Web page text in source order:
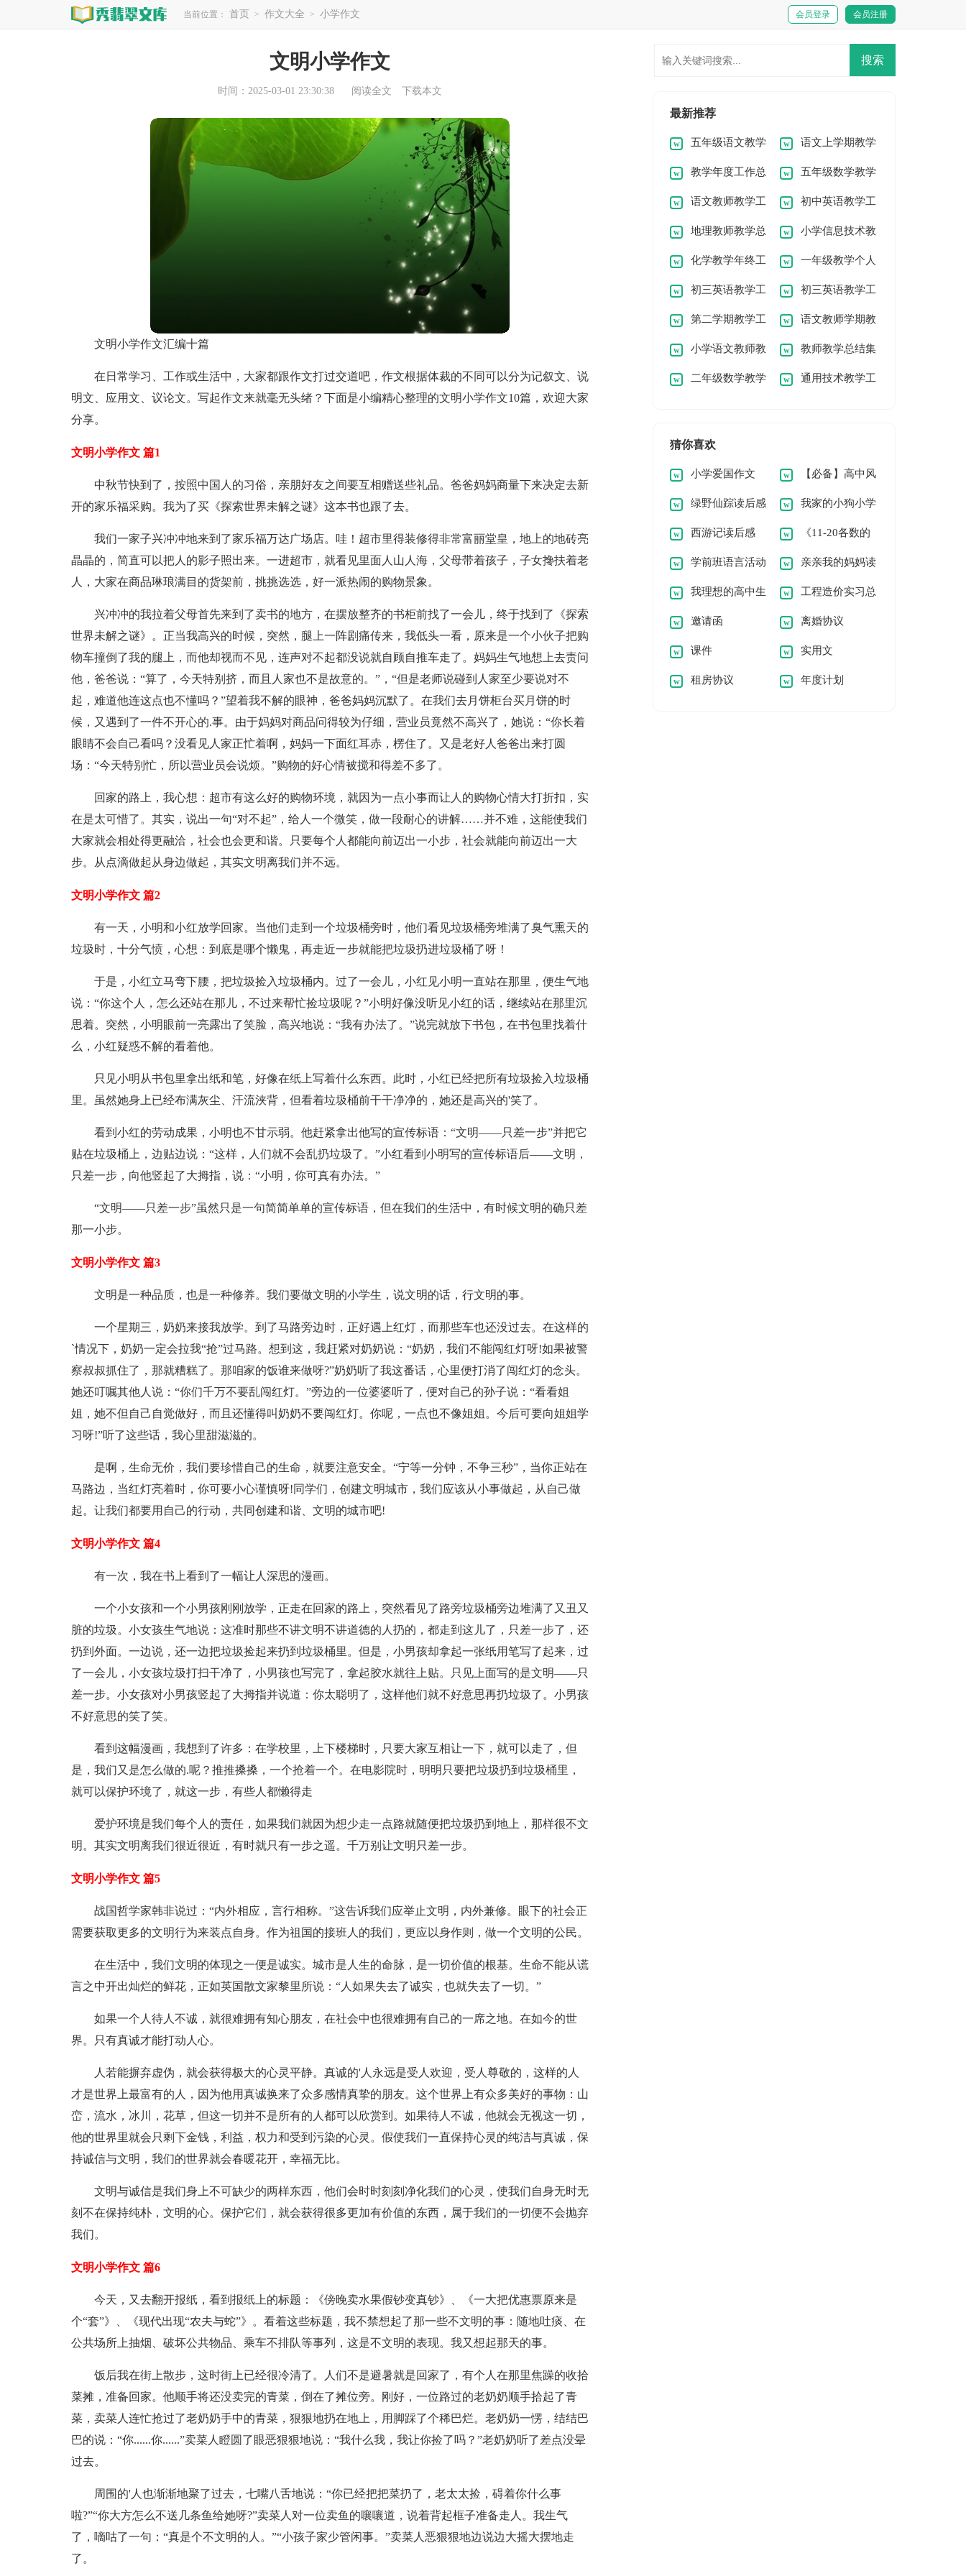
当前位置： 首页 > 作文大全 > 小学作文 会员登录 会员注册
文明小学作文
时间：2025-03-01 23:30:38 阅读全文 下载本文
文明小学作文汇编十篇
在日常学习、工作或生活中，大家都跟作文打过交道吧，作文根据体裁的不同可以分为记叙文、说
明文、应用文、议论文。写起作文来就毫无头绪？下面是小编精心整理的文明小学作文10篇，欢迎大家
分享。
文明小学作文 篇1
中秋节快到了，按照中国人的习俗，亲朋好友之间要互相赠送些礼品。爸爸妈妈商量下来决定去新
开的家乐福采购。我为了买《探索世界未解之谜》这本书也跟了去。
我们一家子兴冲冲地来到了家乐福万达广场店。哇！超市里得装修得非常富丽堂皇，地上的地砖亮
晶晶的，简直可以把人的影子照出来。一进超市，就看见里面人山人海，父母带着孩子，子女搀扶着老
人，大家在商品琳琅满目的货架前，挑挑选选，好一派热闹的购物景象。
兴冲冲的我拉着父母首先来到了卖书的地方，在摆放整齐的书柜前找了一会儿，终于找到了《探索
世界未解之谜》。正当我高兴的时候，突然，腿上一阵剧痛传来，我低头一看，原来是一个小伙子把购
物车撞倒了我的腿上，而他却视而不见，连声对不起都没说就自顾自推车走了。妈妈生气地想上去责问
他，爸爸说：“算了，今天特别挤，而且人家也不是故意的。”，“但是老师说碰到人家至少要说对不
起，难道他连这点也不懂吗？”望着我不解的眼神，爸爸妈妈沉默了。在我们去月饼柜台买月饼的时
候，又遇到了一件不开心的.事。由于妈妈对商品问得较为仔细，营业员竟然不高兴了，她说：“你长着
眼睛不会自己看吗？没看见人家正忙着啊，妈妈一下面红耳赤，楞住了。又是老好人爸爸出来打圆
场：“今天特别忙，所以营业员会说烦。”购物的好心情被搅和得差不多了。
回家的路上，我心想：超市有这么好的购物环境，就因为一点小事而让人的购物心情大打折扣，实
在是太可惜了。其实，说出一句“对不起”，给人一个微笑，做一段耐心的讲解……并不难，这能使我们
大家就会相处得更融洽，社会也会更和谐。只要每个人都能向前迈出一小步，社会就能向前迈出一大
步。从点滴做起从身边做起，其实文明离我们并不远。
文明小学作文 篇2
有一天，小明和小红放学回家。当他们走到一个垃圾桶旁时，他们看见垃圾桶旁堆满了臭气熏天的
垃圾时，十分气愤，心想：到底是哪个懒鬼，再走近一步就能把垃圾扔进垃圾桶了呀！
于是，小红立马弯下腰，把垃圾捡入垃圾桶内。过了一会儿，小红见小明一直站在那里，便生气地
说：“你这个人，怎么还站在那儿，不过来帮忙捡垃圾呢？”小明好像没听见小红的话，继续站在那里沉
思着。突然，小明眼前一亮露出了笑脸，高兴地说：“我有办法了。”说完就放下书包，在书包里找着什
么，小红疑惑不解的看着他。
只见小明从书包里拿出纸和笔，好像在纸上写着什么东西。此时，小红已经把所有垃圾捡入垃圾桶
里。虽然她身上已经布满灰尘、汗流浃背，但看着垃圾桶前干干净净的，她还是高兴的'笑了。
看到小红的劳动成果，小明也不甘示弱。他赶紧拿出他写的宣传标语：“文明——只差一步”并把它
贴在垃圾桶上，边贴边说：“这样，人们就不会乱扔垃圾了。”小红看到小明写的宣传标语后——文明，
只差一步，向他竖起了大拇指，说：“小明，你可真有办法。”
“文明——只差一步”虽然只是一句简简单单的宣传标语，但在我们的生活中，有时候文明的确只差
那一小步。
文明小学作文 篇3
文明是一种品质，也是一种修养。我们要做文明的小学生，说文明的话，行文明的事。
一个星期三，奶奶来接我放学。到了马路旁边时，正好遇上红灯，而那些车也还没过去。在这样的
`情况下，奶奶一定会拉我“抢”过马路。想到这，我赶紧对奶奶说：“奶奶，我们不能闯红灯呀!如果被警
察叔叔抓住了，那就糟糕了。那咱家的饭谁来做呀?”奶奶听了我这番话，心里便打消了闯红灯的念头。
她还叮嘱其他人说：“你们千万不要乱闯红灯。”旁边的一位婆婆听了，便对自己的孙子说：“看看姐
姐，她不但自己自觉做好，而且还懂得叫奶奶不要闯红灯。你呢，一点也不像姐姐。今后可要向姐姐学
习呀!”听了这些话，我心里甜滋滋的。
是啊，生命无价，我们要珍惜自己的生命，就要注意安全。“宁等一分钟，不争三秒”，当你正站在
马路边，当红灯亮着时，你可要小心谨慎呀!同学们，创建文明城市，我们应该从小事做起，从自己做
起。让我们都要用自己的行动，共同创建和谐、文明的城市吧!
文明小学作文 篇4
有一次，我在书上看到了一幅让人深思的漫画。
一个小女孩和一个小男孩刚刚放学，正走在回家的路上，突然看见了路旁垃圾桶旁边堆满了又丑又
脏的垃圾。小女孩生气地说：这准时那些不讲文明不讲道德的人扔的，都走到这儿了，只差一步了，还
扔到外面。一边说，还一边把垃圾捡起来扔到垃圾桶里。但是，小男孩却拿起一张纸用笔写了起来，过
了一会儿，小女孩垃圾打扫干净了，小男孩也写完了，拿起胶水就往上贴。只见上面写的是文明——只
差一步。小女孩对小男孩竖起了大拇指并说道：你太聪明了，这样他们就不好意思再扔垃圾了。小男孩
不好意思的笑了笑。
看到这幅漫画，我想到了许多：在学校里，上下楼梯时，只要大家互相让一下，就可以走了，但
是，我们又是怎么做的.呢？推推搡搡，一个抢着一个。在电影院时，明明只要把垃圾扔到垃圾桶里，
就可以保护环境了，就这一步，有些人都懒得走
爱护环境是我们每个人的责任，如果我们就因为想少走一点路就随便把垃圾扔到地上，那样很不文
明。其实文明离我们很近很近，有时就只有一步之遥。千万别让文明只差一步。
文明小学作文 篇5
战国哲学家韩非说过：“内外相应，言行相称。”这告诉我们应举止文明，内外兼修。眼下的社会正
需要获取更多的文明行为来装点自身。作为祖国的接班人的我们，更应以身作则，做一个文明的公民。
在生活中，我们文明的体现之一便是诚实。城市是人生的命脉，是一切价值的根基。生命不能从谎
言之中开出灿烂的鲜花，正如英国散文家黎里所说：“人如果失去了诚实，也就失去了一切。”
如果一个人待人不诚，就很难拥有知心朋友，在社会中也很难拥有自己的一席之地。在如今的世
界。只有真诚才能打动人心。
人若能摒弃虚伪，就会获得极大的心灵平静。真诚的'人永远是受人欢迎，受人尊敬的，这样的人
才是世界上最富有的人，因为他用真诚换来了众多感情真挚的朋友。这个世界上有众多美好的事物：山
峦，流水，冰川，花草，但这一切并不是所有的人都可以欣赏到。如果待人不诚，他就会无视这一切，
他的世界里就会只剩下金钱，利益，权力和受到污染的心灵。假使我们一直保持心灵的纯洁与真诚，保
持诚信与文明，我们的世界就会春暖花开，幸福无比。
文明与诚信是我们身上不可缺少的两样东西，他们会时时刻刻净化我们的心灵，使我们自身无时无
刻不在保持纯朴，文明的心。保护它们，就会获得很多更加有价值的东西，属于我们的一切便不会抛弃
我们。
文明小学作文 篇6
今天，又去翻开报纸，看到报纸上的标题：《傍晚卖水果假钞变真钞》、《一大把优惠票原来是
个“套”》、《现代出现“农夫与蛇”》。看着这些标题，我不禁想起了那一些不文明的事：随地吐痰、在
公共场所上抽烟、破坏公共物品、乘车不排队等事列，这是不文明的表现。我又想起那天的事。
饭后我在街上散步，这时街上已经很冷清了。人们不是避暑就是回家了，有个人在那里焦躁的收拾
菜摊，准备回家。他顺手将还没卖完的青菜，倒在了摊位旁。刚好，一位路过的老奶奶顺手拾起了青
菜，卖菜人连忙抢过了老奶奶手中的青菜，狠狠地扔在地上，用脚踩了个稀巴烂。老奶奶一愣，结结巴
巴的说：“你......你......”卖菜人瞪圆了眼恶狠狠地说：“我什么我，我让你捡了吗？”老奶奶听了差点没晕
过去。
周围的'人也渐渐地聚了过去，七嘴八舌地说：“你已经把把菜扔了，老太太捡，碍着你什么事
啦?”“你大方怎么不送几条鱼给她呀?”卖菜人对一位卖鱼的嚷嚷道，说着背起框子准备走人。我生气
了，嘀咕了一句：“真是个不文明的人。”“小孩子家少管闲事。”卖菜人恶狠狠地边说边大摇大摆地走
了。
最新推荐
五年级语文教学
总结
语文上学期教学
工作总结
教学年度工作总
结15篇
五年级数学教学
工作总结(15篇)
语文教师教学工
作总结13篇
初中英语教学工
作总结15篇
地理教师教学总
结精选15篇
小学信息技术教
学工作总结18篇
化学教学年终工
作总结
一年级教学个人
工作总结
初三英语教学工
作总结(15篇)
初三英语教学工
作总结14篇
第二学期教学工
作总结
语文教师学期教
学总结
小学语文教师教
学经验总结
教师教学总结集
合15篇
二年级数学教学 通用技术教学工
猜你喜欢
小学爱国作文 【必备】高中风
景作文锦集五篇
绿野仙踪读后感
(汇编15篇)
我家的小狗小学
作文精选15篇
西游记读后感
(集合15篇)
《11-20各数的
认识》教学反思
学前班语言活动
教案设计
亲亲我的妈妈读
后感(15篇)
我理想的高中生
活作文锦集5篇
工程造价实习总
结15篇
邀请函 离婚协议
课件 实用文
租房协议 年度计划